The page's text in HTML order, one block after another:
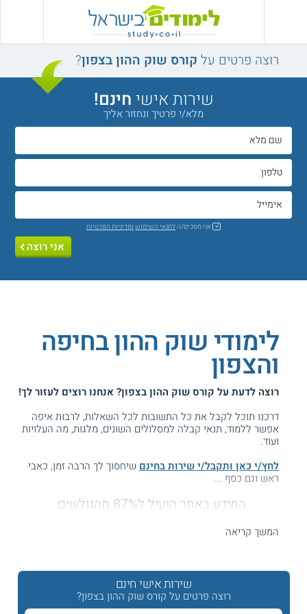
רוצה פרטים על קורס שוק ההון בצפון?
שירות אישיחינם!
מלא/י פרטיך ונחזור אליך
אני מסכים/הלתנאי השימוש ומדיניות הפרטיות
אני רוצה
לימודי שוק ההון בחיפה
והצפון
רוצה לדעת על קורס שוק ההון בצפון? אנחנו רוצים לעזור לך!
דרכנו תוכל לקבל את כל התשובות לכל השאלות, לרבות איפה
אפשר ללמוד, תנאי קבלה למסלולים השונים, מלגות, מה העלויות
ועוד.
לחץ/י כאן ותקבל/י שירות בחינם שיחסוך לך הרבה זמן, כאבי
ראש וגם כסף ...
המידע באתר הועיל ל87% מהגולשים.
קורס שוק ההון בצפון
קורסים בתחום שוק ההון והבורסה בחיפה והצפון
המשך קריאה
שירות אישי חינם
רוצה פרטים על קורס שוק ההון בצפון?